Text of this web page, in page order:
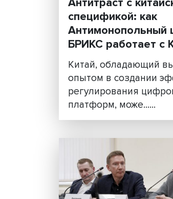
Антитраст с
спецификой:
БРИКС